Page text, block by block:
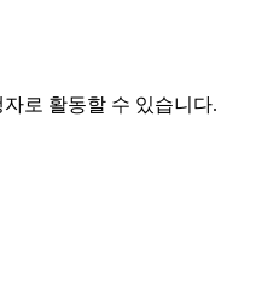
로 활동할 수 있습니다.